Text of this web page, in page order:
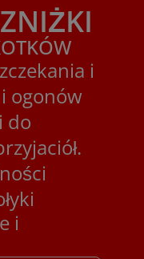
i
ogonów
do
i